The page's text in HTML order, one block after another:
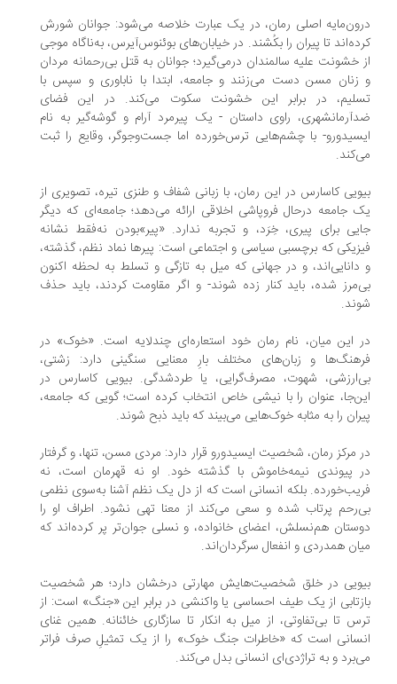
اصلی رمان، در یک عبارت خلاصه می‌شود: جوانان شورش
تا پیران را بکُشند. در خیابان‌های بوئنوس‌آیرس، به‌ناگاه موجی
خشونت علیه سالمندان درمی‌گیرد؛ جوانان به قتل بی‌رحمانه‌ مردان
مسن دست می‌زنند و جامعه، ابتدا با ناباوری و سپس با
در برابر این خشونت سکوت می‌کند. در این فضای
راوی داستان - یک پیرمرد آرام و گوشه‌گیر به نام
با چشم‌هایی ترس‌خورده اما جست‌وجوگر، وقایع را ثبت
کاسارس در این رمان، با زبانی شفاف و طنزی تیره، تصویری از
جامعه‌ درحال فروپاشی اخلاقی ارائه می‌دهد؛ جامعه‌ای که دیگر
برای پیری، خِرَد، و تجربه ندارد. «پیر»بودن نه‌فقط نشانه‌
که برچسبی سیاسی و اجتماعی است: پیرها نماد نظم، گذشته،
و در جهانی که میل به تازگی و تسلط به لحظه‌ اکنون
شده، باید کنار زده شوند- و اگر مقاومت کردند، باید حذف
این میان، نام رمان خود استعاره‌ای چندلایه است. «خوک» در
و زبان‌های مختلف بارِ معنایی سنگینی دارد: زشتی،
شهوت، مصرف‌گرایی، یا طردشدگی. بیویی کاسارس در
عنوان را با نیشی خاص انتخاب کرده است؛ گویی که جامعه،
را به مثابه خوک‌هایی می‌بیند که باید ذبح شوند.
مرکز رمان، شخصیت ایسیدورو قرار دارد: مردی مسن، تنها، و گرفتار
پیوندی نیمه‌خاموش با گذشته‌ خود. او نه قهرمان است، نه
بلکه انسانی است که از دل یک نظم آشنا به‌سوی نظمی
پرتاب شده و سعی می‌کند از معنا تهی نشود. اطراف او را
هم‌نسلش، اعضای خانواده، و نسلی جوان‌تر پر کرده‌اند که
همدردی و انفعال سرگردان‌اند.
در خلق شخصیت‌هایش مهارتی درخشان دارد؛ هر شخصیت
از یک طیف احساسی یا واکنشی در برابر این «جنگ» است: از
تا بی‌تفاوتی، از میل به انکار تا سازگاری خائنانه. همین غنای
است که «خاطرات جنگ خوک» را از یک تمثیلِ صرف فراتر
و به تراژدی‌ای انسانی بدل می‌کند.